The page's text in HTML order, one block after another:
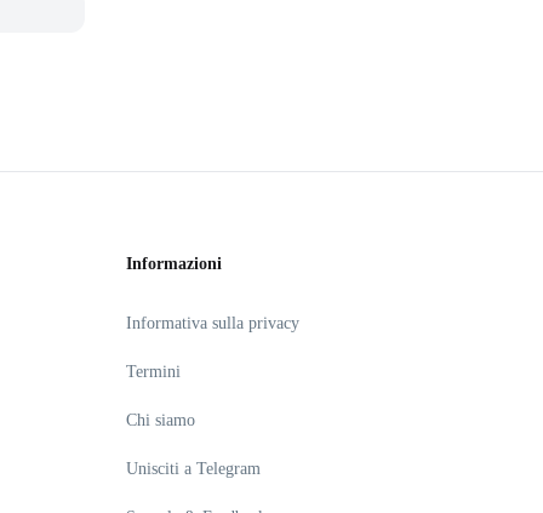
Informazioni
Informativa sulla privacy
Termini
Chi siamo
Unisciti a Telegram